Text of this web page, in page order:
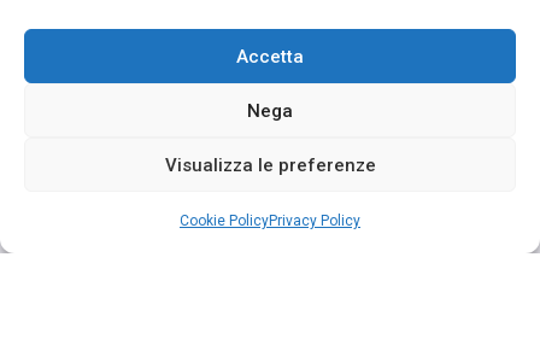
Accetta
Nega
Visualizza le preferenze
Cookie PolicyPrivacy Policy